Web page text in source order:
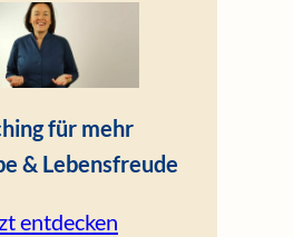
für mehr
& Lebensfreude
entdecken